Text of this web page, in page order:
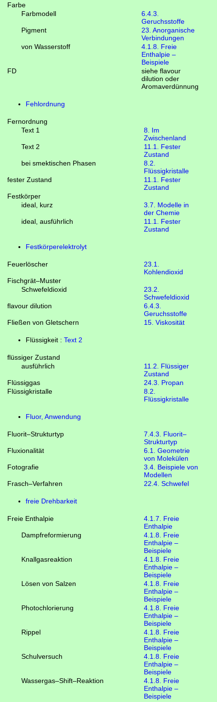
Farbe
Farbmodell
6.4.3.
Geruchsstoffe
Pigment
23. Anorganische
Verbindungen
von Wasserstoff
4.1.8. Freie
Enthalpie –
Beispiele
FD
siehe flavour
dilution oder
Aromaverdünnung
Fehlordnung
Fernordnung
Text 1
8. Im
Zwischenland
Text 2
11.1. Fester
Zustand
bei smektischen Phasen
8.2.
Flüssigkristalle
fester Zustand
11.1. Fester
Zustand
Festkörper
ideal, kurz
3.7. Modelle in
der Chemie
ideal, ausführlich
11.1. Fester
Zustand
Festkörperelektrolyt
Feuerlöscher
23.1.
Kohlendioxid
Fischgrät–Muster
Schwefeldioxid
23.2.
Schwefeldioxid
flavour dilution
6.4.3.
Geruchsstoffe
Fließen von Gletschern
15. Viskosität
Flüssigkeit :Text 2
flüssiger Zustand
ausführlich
11.2. Flüssiger
Zustand
Flüssiggas
24.3. Propan
Flüssigkristalle
8.2.
Flüssigkristalle
Fluor, Anwendung
Fluorit–Strukturtyp
7.4.3. Fluorit–
Strukturtyp
Fluxionalität
6.1. Geometrie
von Molekülen
Fotografie
3.4. Beispiele von
Modellen
Frasch–Verfahren
22.4. Schwefel
freie Drehbarkeit
Freie Enthalpie
4.1.7. Freie
Enthalpie
Dampfreformierung
4.1.8. Freie
Enthalpie –
Beispiele
Knallgasreaktion
4.1.8. Freie
Enthalpie –
Beispiele
Lösen von Salzen
4.1.8. Freie
Enthalpie –
Beispiele
Photochlorierung
4.1.8. Freie
Enthalpie –
Beispiele
Rippel
4.1.8. Freie
Enthalpie –
Beispiele
Schulversuch
4.1.8. Freie
Enthalpie –
Beispiele
Wassergas–Shift–Reaktion
4.1.8. Freie
Enthalpie –
Beispiele